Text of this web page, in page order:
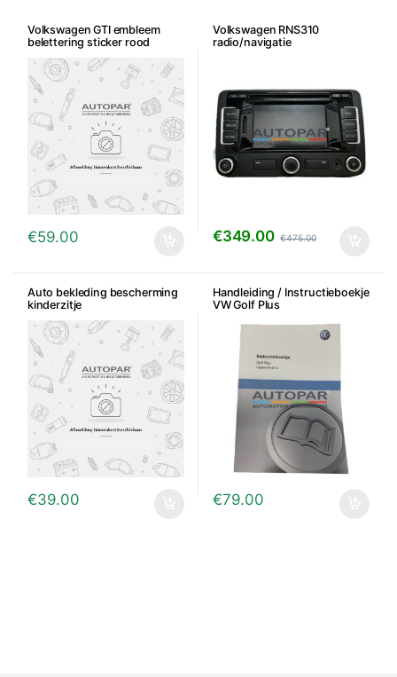
Volkswagen GTI embleem
belettering sticker rood
€59.00
Volkswagen RNS310
radio/navigatie
€349.00 €475.00
Auto bekleding bescherming
kinderzitje
€39.00
Handleiding / Instructieboekje
VW Golf Plus
€79.00